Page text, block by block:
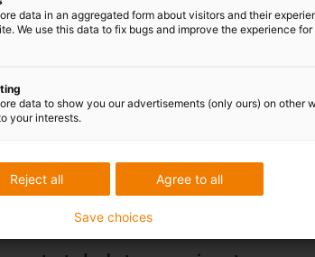
de sensores integradas. Os
e um material de impressão 3D condutor de
há duas áreas de aplicação:
da sobrecarga:
O material condutor de
Se a carga se altera, a resistência também se
terá de ser calibrado.
o limite de desgaste:o condutor localiza-se
alteração da resistência.
data in an aggregated form about visitors and their
We use this data to fix bugs and improve the experience for
data to show you our advertisements (only ours) on other
your interests.
Agree to all
Reject all
Save choices